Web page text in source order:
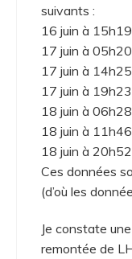
suivants :
16 juin à
17 juin à
17 juin à
17 juin à
18 juin à
18 juin à
18 juin à
Ces données
(d’où les
Je constate
remontée de